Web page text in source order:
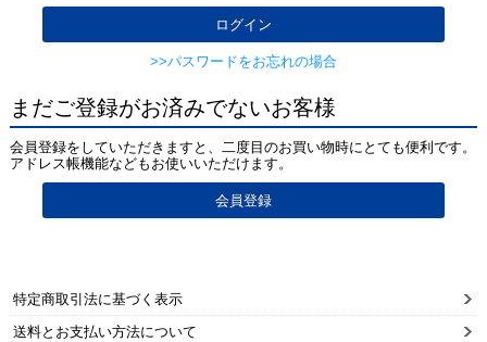
>>パスワードをお忘れの場合
まだご登録がお済みでないお客様
会員登録をしていただきますと、二度目のお買い物時にとても便利です。
アドレス帳機能などもお使いいただけます。
特定商取引法に基づく表示
送料とお支払い方法について